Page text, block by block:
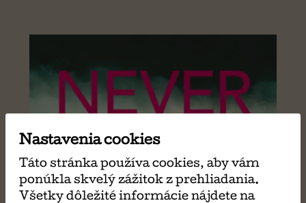
Nastavenia cookies
Táto stránka používa cookies, aby vám
ponúkla skvelý zážitok z prehliadania.
Všetky dôležité informácie nájdete na